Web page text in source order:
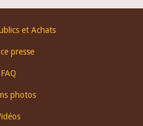
et Achats
presse
FAQ
photos